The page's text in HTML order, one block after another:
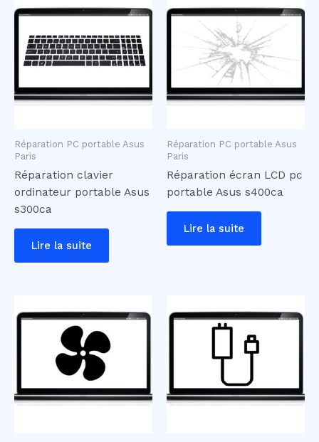
Réparation PC portable Asus
Paris
Réparation clavier
ordinateur portable Asus
s300ca
Lire la suite
Réparation PC portable Asus
Paris
Réparation écran LCD pc
portable Asus s400ca
Lire la suite